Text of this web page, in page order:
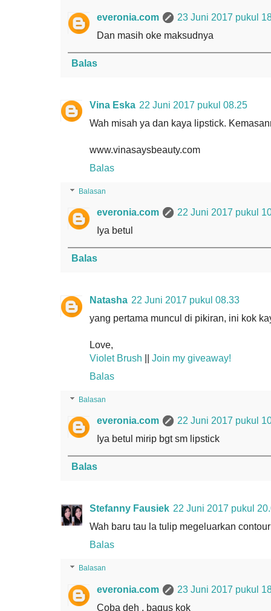
everonia.com
23 Juni 2017 pukul
Dan masih oke maksudnya
Balas
Vina Eska 22 Juni 2017 pukul 08.25
Wah misah ya dan kaya lipstick.
www.vinasaysbeauty.com
Balas
Balasan
everonia.com
22 Juni 2017 pukul
Iya betul
Balas
Natasha 22 Juni 2017 pukul 08.33
yang pertama muncul di pikiran, ini kok
Love,
Violet Brush
Join my giveaway!
Balas
Balasan
everonia.com
22 Juni 2017 pukul
Iya betul mirip bgt sm lipstick
Balas
Stefanny Fausiek 22 Juni 2017 pukul
Wah baru tau la tulip megeluarkan
Balas
Balasan
everonia.com
23 Juni 2017 pukul
Coba deh , bagus kok